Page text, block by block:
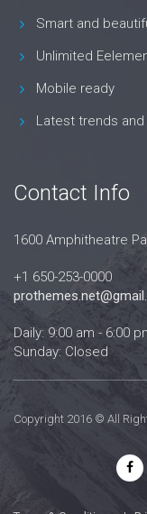
Smart and
Unlimited
Mobile ready
Latest trends
Contact Info
1600 Amphitheatre
+1 650-253-0000
Daily: 9:00 am - 6:00
Sunday: Closed
Copyright 2016 © All